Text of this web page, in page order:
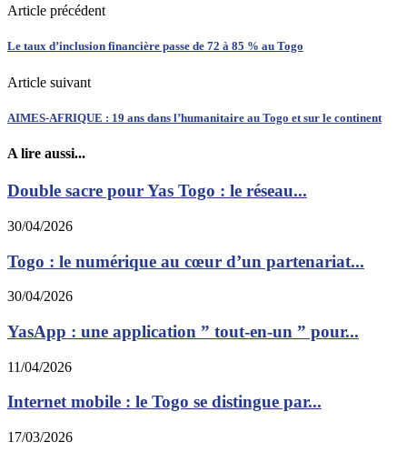
Article précédent
Le taux d’inclusion financière passe de 72 à 85 % au Togo
Article suivant
AIMES-AFRIQUE : 19 ans dans l’humanitaire au Togo et sur le continent
A lire aussi...
Double sacre pour Yas Togo : le réseau...
30/04/2026
Togo : le numérique au cœur d’un partenariat...
30/04/2026
YasApp : une application ” tout-en-un ” pour...
11/04/2026
Internet mobile : le Togo se distingue par...
17/03/2026